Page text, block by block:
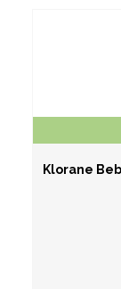
Klorane